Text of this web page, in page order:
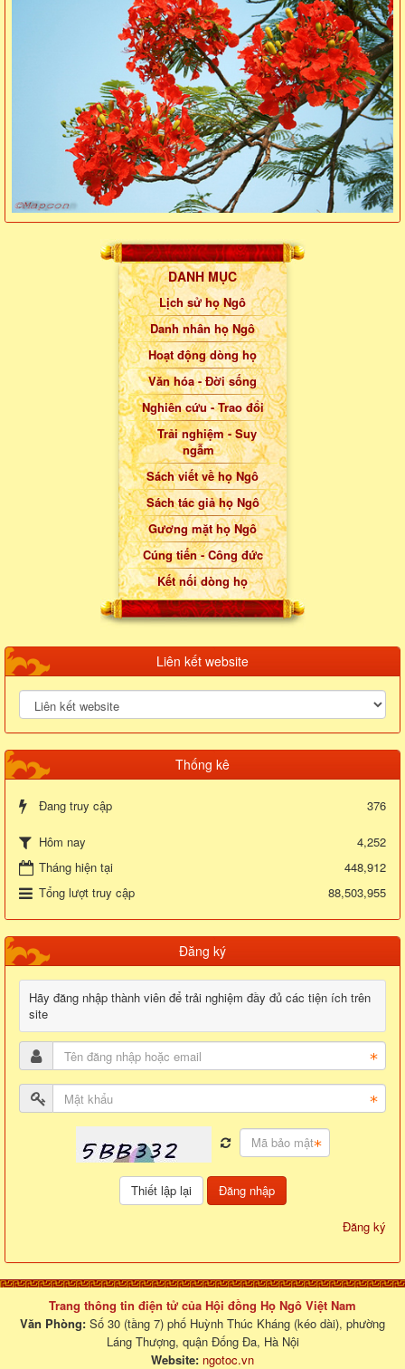
DANH MỤC
Lịch sử họ Ngô
Danh nhân họ Ngô
Hoạt động dòng họ
Văn hóa - Đời sống
Nghiên cứu - Trao đổi
Trải nghiệm - Suy
ngẫm
Sách viết về họ Ngô
Sách tác giả họ Ngô
Gương mặt họ Ngô
Cúng tiến - Công đức
Kết nối dòng họ
Liên kết website
Thống kê
Đang truy cập 376
Hôm nay
4,252
Tháng hiện tại
448,912
Tổng lượt truy cập
88,503,955
Đăng ký
Hãy đăng nhập thành viên để trải nghiệm đầy đủ các tiện ích trên
site
Đăng nhập
Đăng ký
Trang thông tin điện tử của Hội đồng Họ Ngô Việt Nam
Văn Phòng: Số 30 (tầng 7) phố Huỳnh Thúc Kháng (kéo dài), phường
Láng Thượng, quận Đống Đa, Hà Nội
Website: ngotoc.vn